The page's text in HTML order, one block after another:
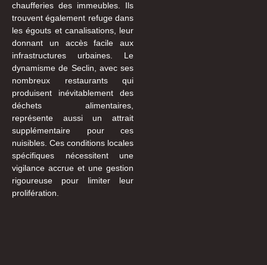
chaufferies des immeubles. Ils
trouvent également refuge dans
les égouts et canalisations, leur
donnant un accès facile aux
infrastructures urbaines. Le
dynamisme de Seclin, avec ses
nombreux restaurants qui
produisent inévitablement des
déchets alimentaires,
représente aussi un attrait
supplémentaire pour ces
nuisibles. Ces conditions locales
spécifiques nécessitent une
vigilance accrue et une gestion
rigoureuse pour limiter leur
prolifération.